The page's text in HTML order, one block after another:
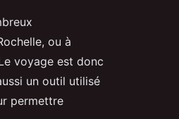
ou à
voyage est donc
un outil utilisé
permettre